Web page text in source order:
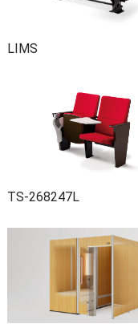
LIMS
TS-268247L